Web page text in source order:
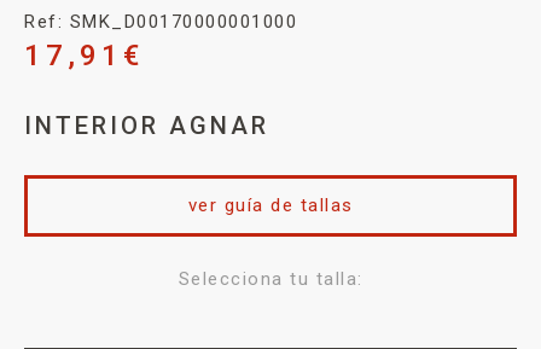
Ref: SMK_D00170000001000
17,91 €
INTERIOR AGNAR
Selecciona tu talla:
ver guía de tallas